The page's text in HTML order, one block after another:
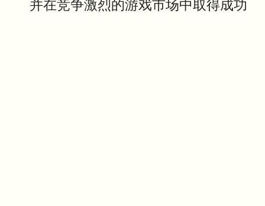
并在竞争激烈的游戏市场中取得成功